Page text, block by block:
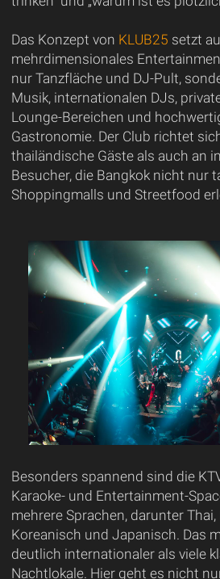
Das Konzept von KLUB25 setzt
mehrdimensionales
nur Tanzfläche und DJ-Pult,
Musik, internationalen DJs,
Lounge-Bereichen und
Gastronomie. Der Club richtet
thailändische Gäste als auch an
Besucher, die Bangkok nicht nur
Shoppingmalls und Streetfood
Besonders spannend sind die
Karaoke- und Entertainment-
mehrere Sprachen, darunter
Koreanisch und Japanisch. Das
deutlich internationaler als viele
Nachtlokale. Hier geht es nicht